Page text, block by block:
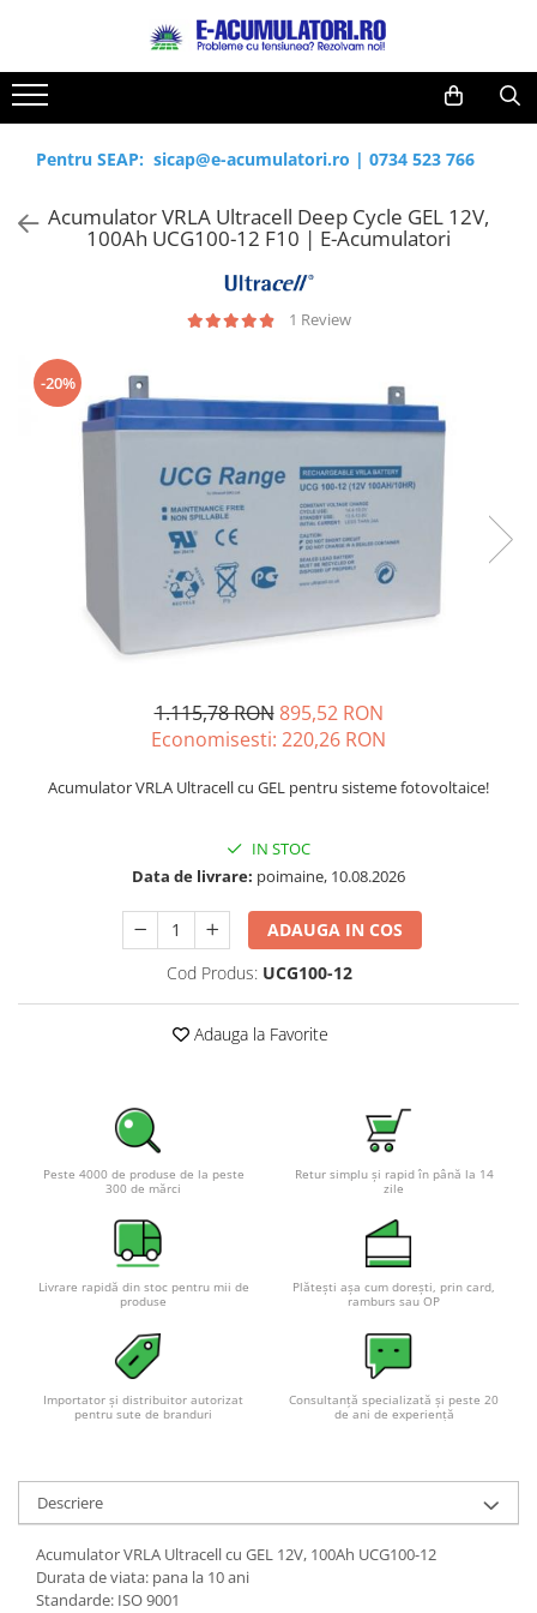
Toate Produsele
Acumulatori, Baterii si Incarcatoare
Uzuale
Baterii alcaline
Baterii litiu
Baterii rotunde argint
Accesorii baterii
Baterii Industriale
Incarcatoare acumulatori
Panouri fotovoltaice si accesorii
Panouri fotovoltaice
Sisteme prindere panouri
Invertoare Hibrid
Convertoare de tensiune
Sisteme de stocare energie
Sisteme de Stocare Comerciale
Sisteme fotovoltaice complete
mica (rulota/caravan/case de
Sisteme fotovoltaice profesionale
Pachete sisteme fotovoltaice
Statii de incarcare vehicule
Statii de incarcare
Prize de incarcare vehicule
electrice
Accesorii
Turbine eoliene pentru casă
Reduceri de vara
Cabluri
Acumulatori
Prelungitoare
Panouri fotovoltaice
UPS
Pentru SEAP: sicap@e-acumulatori.ro | 0734 523 766
Acumulator VRLA Ultracell Deep Cycle GEL 12V,
100Ah UCG100-12 F10 | E-Acumulatori
1 Review
-20%
1.115,78 RON 895,52 RON
Economisesti: 220,26 RON
Acumulator VRLA Ultracell cu GEL pentru sisteme fotovoltaice!
IN STOC
Data de livrare: poimaine, 10.08.2026
ADAUGA IN COS
Cod Produs: UCG100-12
Adauga la Favorite
Peste 4000 de produse de la peste
300 de mărci
Retur simplu și rapid în până la 14
zile
Livrare rapidă din stoc pentru mii de
produse
Plătești așa cum dorești, prin card,
ramburs sau OP
Importator și distribuitor autorizat
pentru sute de branduri
Consultanță specializată și peste 20
de ani de experiență
Descriere
Acumulator VRLA Ultracell cu GEL 12V, 100Ah UCG100-12
Durata de viata: pana la 10 ani
Standarde: ISO 9001